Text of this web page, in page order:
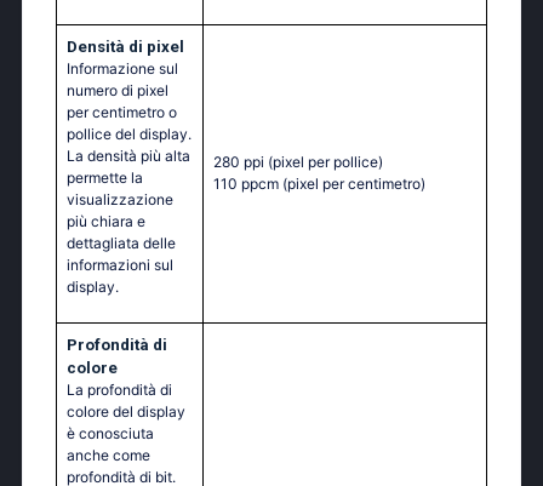
Densità di pixel
Informazione sul
numero di pixel
per centimetro o
pollice del display.
La densità più alta
permette la
visualizzazione
più chiara e
dettagliata delle
informazioni sul
display.
280 ppi (pixel per pollice)
110 ppcm (pixel per centimetro)
Profondità di
colore
La profondità di
colore del display
è conosciuta
anche come
profondità di bit.